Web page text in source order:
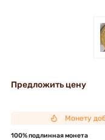
Предложить цену
Монету
100% подлинная монета